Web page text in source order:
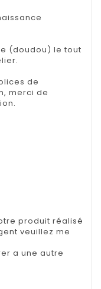
(doudou) le tout
de
merci de
produit réalisé
veuillez me
a une autre